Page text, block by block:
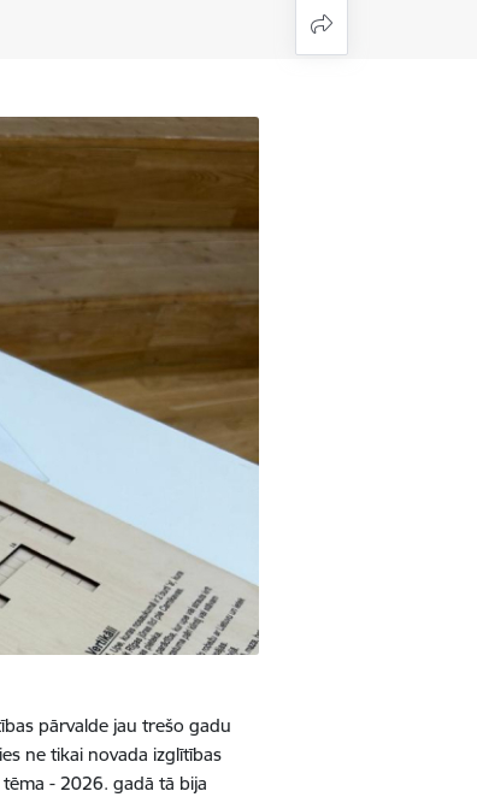
pārvalde jau trešo gadu
ne tikai novada izglītības
- 2026. gadā tā bija